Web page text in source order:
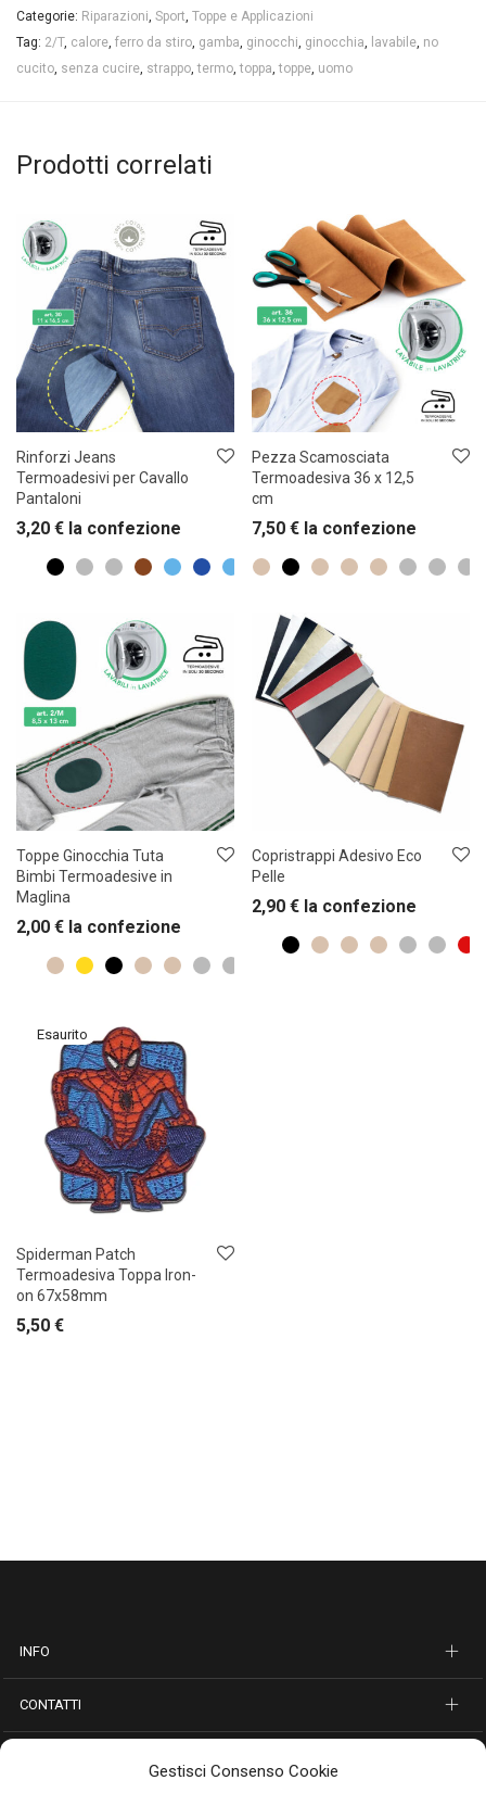
Gestisci Consenso Cookie
Categorie: Riparazioni, Sport, Toppe e Applicazioni
Tag: 2/T, calore, ferro da stiro, gamba, ginocchi, ginocchia, lavabile, no
cucito, senza cucire, strappo,termo,toppa,toppe, uomo
Prodotti correlati
Rinforzi Jeans
Termoadesivi per Cavallo
Pantaloni
3,20 € la confezione
Pezza Scamosciata
Termoadesiva 36 x 12,5
cm
7,50 € la confezione
Toppe Ginocchia Tuta
Bimbi Termoadesive in
Maglina
2,00 € la confezione
Copristrappi Adesivo Eco
Pelle
2,90 € la confezione
Spiderman Patch
Termoadesiva Toppa Iron-
on 67x58mm
5,50 €
INFO
CONTATTI